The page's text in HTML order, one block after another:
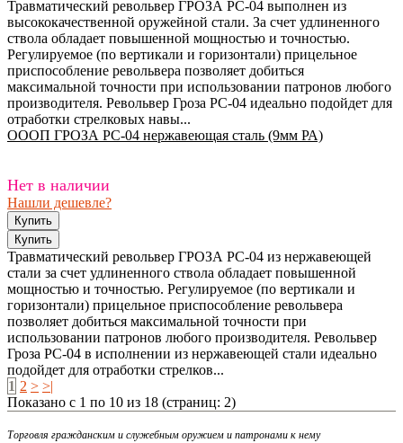
Травматический револьвер ГРОЗА РС-04 выполнен из
высококачественной оружейной стали. За счет удлиненного
ствола обладает повышенной мощностью и точностью.
Регулируемое (по вертикали и горизонтали) прицельное
приспособление револьвера позволяет добиться
максимальной точности при использовании патронов любого
производителя. Револьвер Гроза РС-04 идеально подойдет для
отработки стрелковых навы...
ОООП ГРОЗА РС-04 нержавеющая сталь (9мм РА)
Нет в наличии
Нашли дешевле?
Травматический револьвер ГРОЗА РС-04 из нержавеющей
стали за счет удлиненного ствола обладает повышенной
мощностью и точностью. Регулируемое (по вертикали и
горизонтали) прицельное приспособление револьвера
позволяет добиться максимальной точности при
использовании патронов любого производителя. Револьвер
Гроза РС-04 в исполнении из нержавеющей стали идеально
подойдет для отработки стрелков...
1 2 > >|
Показано с 1 по 10 из 18 (страниц: 2)
Торговля гражданским и служебным оружием и патронами к нему